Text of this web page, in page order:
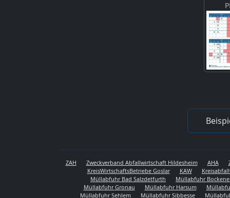
ZAH Zweckverband Abfallwirtschaft Hildesheim AHA
KreisWirtschaftsBetriebe Goslar
KAW
Müllabfuhr Bad Salzdetfurth
Müllabfuhr
Müllabfuhr Gronau
Müllabfuhr Harsum
Müllabfuhr Sehlem
Müllabfuhr Sibbesse